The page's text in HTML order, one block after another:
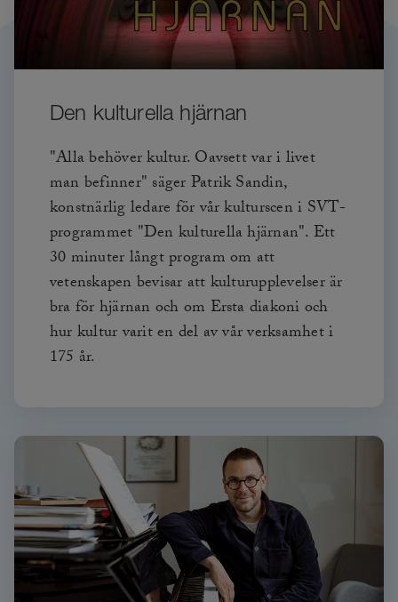
Den kulturella hjärnan
"Alla behöver kultur. Oavsett var i livet
man befinner" säger Patrik Sandin,
konstnärlig ledare för vår kulturscen i SVT-
programmet "Den kulturella hjärnan". Ett
30 minuter långt program om att
vetenskapen bevisar att kulturupplevelser är
bra för hjärnan och om Ersta diakoni och
hur kultur varit en del av vår verksamhet i
175 år.